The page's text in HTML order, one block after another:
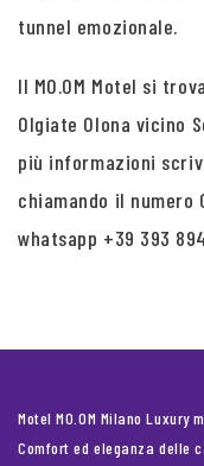
tunnel emozionale.
Il MO.OM Motel si
Olgiate Olona vicino
più informazioni
chiamando il numero
whatsapp +39 393
Motel MO.OM Milano
Comfort ed eleganza delle